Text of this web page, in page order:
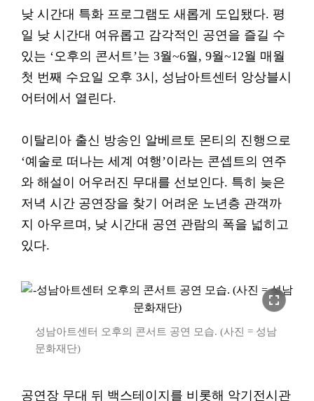
낮 시간대 특화 프로그램도 새롭게 도입됐다. 평
일 낮 시간대 여유롭고 감각적인 공연을 즐길 수
있는 ‘오후의 콘서트’는 3월~6월, 9월~12월 매월
첫 번째 수요일 오후 3시, 성남아트센터 앙상블시
어터에서 열린다.
이탈리아 출신 방송인 알베르토 몬티의 진행으로
‘예술로 떠나는 세계 여행’이라는 콘셉트의 연주
와 해설이 어우러진 무대를 선보인다. 특히 늦은
저녁 시간 공연장을 찾기 어려운 노년층 관객까
지 아우르며, 낮 시간대 공연 관람의 폭을 넓히고
있다.
fullscreen
성남아트센터 오후의 콘서트 공연 모습. (사진 = 성남
문화재단)
공연장 무대 뒤 백스테이지를 비롯해 악기전시관